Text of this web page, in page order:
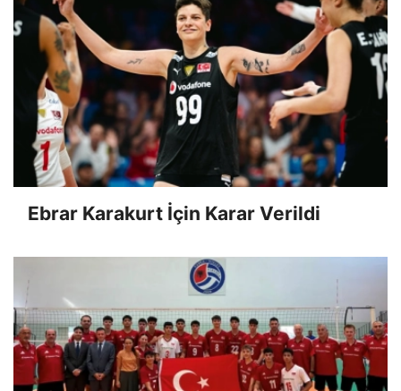
Ebrar Karakurt İçin Karar Verildi